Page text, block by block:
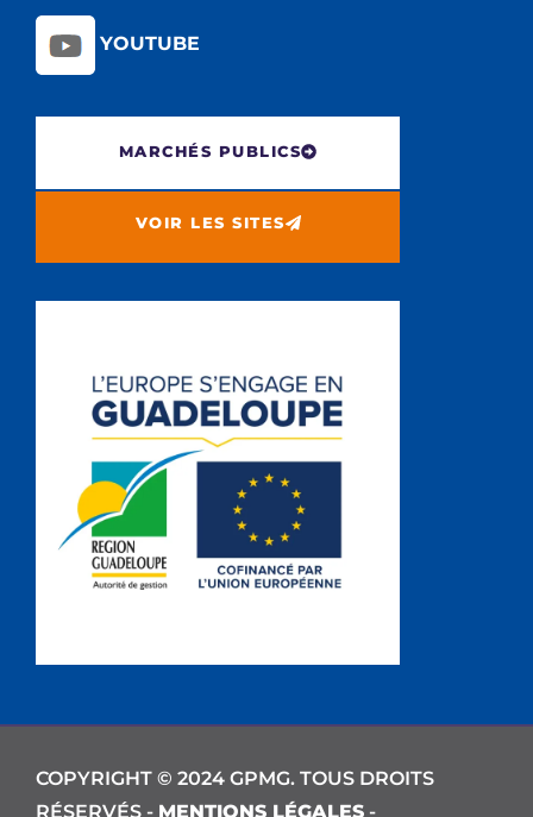
YOUTUBE
MARCHÉS PUBLICS
VOIR LES SITES
COPYRIGHT © 2024 GPMG. TOUS DROITS
RÉSERVÉS - MENTIONS LÉGALES -